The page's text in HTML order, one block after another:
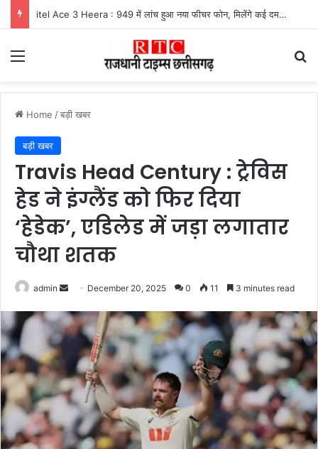
UPI Payment Rules News : फोन पे और गूगल पे से 2 हजार से अधिक का भुगतान करने वालों के लिए बड़ा अपडेट, जानें किस पर लगेगा चार्ज और किसे मिलेगी राहत
Menu
Home /बड़ी खबर
बड़ी खबर
Travis Head Century : ट्रेविस
हेड ने इंग्लैंड को फिर दिया
‘हेडेक’, एडिलेड में जड़ा लगातार
चौथा शतक
admin
Send
email
December 20, 2025 0 11 3 minutes read